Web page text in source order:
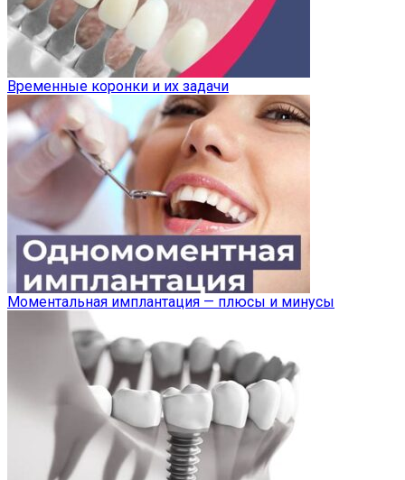
Временные коронки и их задачи
Моментальная имплантация — плюсы и минусы